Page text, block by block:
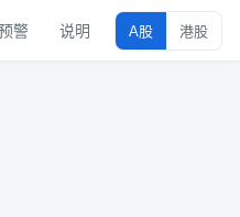
警 说明 A股 港股